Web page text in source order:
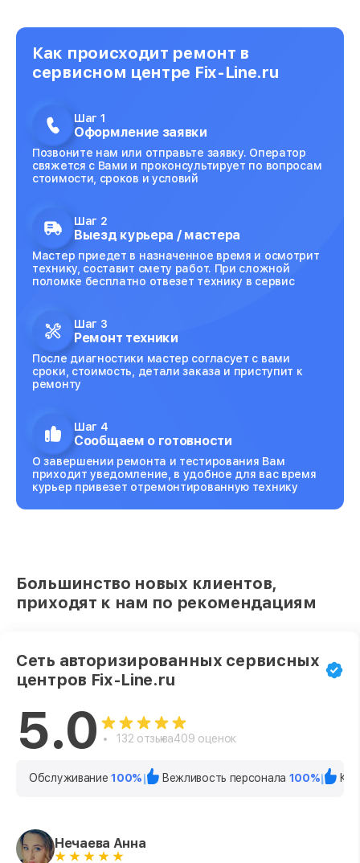
Как происходит ремонт в
сервисном центре Fix-Line.ru
Шаг 1
Оформление заявки
Позвоните нам или отправьте заявку. Оператор
свяжется с Вами и проконсультирует по вопросам
стоимости, сроков и условий
Шаг 2
Выезд курьера / мастера
Мастер приедет в назначенное время и осмотрит
технику, составит смету работ. При сложной
поломке бесплатно отвезет технику в сервис
Шаг 3
Ремонт техники
После диагностики мастер согласует с вами
сроки, стоимость, детали заказа и приступит к
ремонту
Шаг 4
Сообщаем о готовности
О завершении ремонта и тестирования Вам
приходит уведомление, в удобное для вас время
курьер привезет отремонтированную технику
Большинство новых клиентов,
приходят к нам по рекомендациям
Сеть авторизированных сервисных
центров Fix-Line.ru
5.0 132 отзыва409 оценок
Обслуживание100% Вежливость персонала 100%
Нечаева Анна